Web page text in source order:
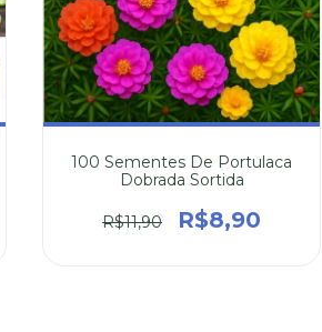
100 Sementes De Portulaca
Dobrada Sortida
R$11,90 R$8,90